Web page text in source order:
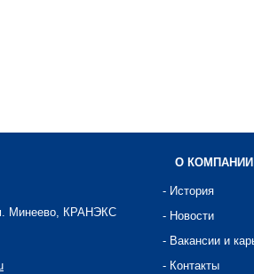
Минеево, КРАНЭКС
О КОМПАНИИ
- История
- Новости
- Вакансии и
- Контакты